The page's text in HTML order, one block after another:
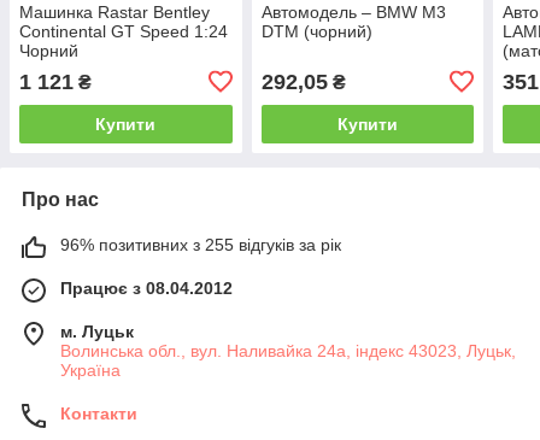
Машинка Rastar Bentley
Continental GT Speed 1:24
Чорний
1 121 ₴
Купити
Автомодель – BMW M3
DTM (чорний)
292,05₴
Купити
Про нас
96% позитивних з 255 відгуків за рік
Працює з 08.04.2012
м. Луцьк
Волинська обл., вул. Наливайка 24а, індекс 43023, Луцьк,
Україна
Контакти